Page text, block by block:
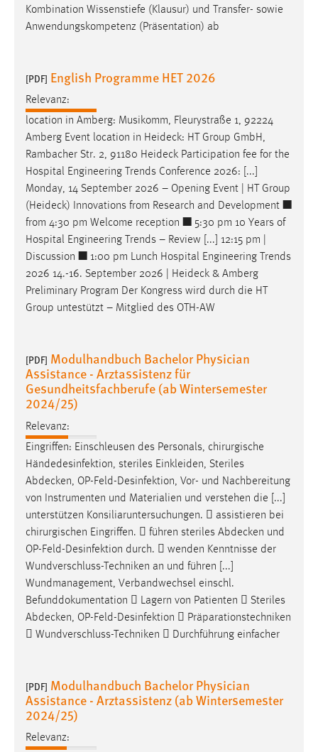
Kombination Wissenstiefe (Klausur) und Transfer- sowie
Anwendungskompetenz (Präsentation) ab
[PDF] English Programme HET 2026
Relevanz:
location in Amberg: Musikomm, Fleurystraße 1, 92224
Amberg Event location in Heideck: HT Group GmbH,
Rambacher Str. 2, 91180 Heideck Participation fee for the
Hospital Engineering Trends Conference 2026: [...]
Monday, 14 September 2026 – Opening Event | HT Group
(Heideck) Innovations from Research and Development ■
from 4:30 pm Welcome reception ■ 5:30 pm 10 Years of
Hospital Engineering Trends – Review [...] 12:15 pm |
Discussion ■ 1:00 pm Lunch Hospital Engineering Trends
2026 14.-16. September 2026 | Heideck & Amberg
Preliminary Program Der Kongress wird durch die HT
Group untestützt – Mitglied des OTH-AW
[PDF] Modulhandbuch Bachelor Physician
Assistance - Arztassistenz für
Gesundheitsfachberufe (ab Wintersemester
2024/25)
Relevanz:
Eingriffen: Einschleusen des Personals, chirurgische
Händedesinfektion, steriles Einkleiden, Steriles
Abdecken, OP-Feld-Desinfektion, Vor- und Nachbereitung
von Instrumenten und Materialien und verstehen die [...]
unterstützen Konsiliaruntersuchungen.  assistieren bei
chirurgischen Eingriffen.  führen steriles Abdecken und
OP-Feld-Desinfektion durch.  wenden Kenntnisse der
Wundverschluss-Techniken an und führen [...]
Wundmanagement, Verbandwechsel einschl.
Befunddokumentation  Lagern von Patienten  Steriles
Abdecken, OP-Feld-Desinfektion  Präparationstechniken
 Wundverschluss-Techniken  Durchführung einfacher
[PDF] Modulhandbuch Bachelor Physician
Assistance - Arztassistenz (ab Wintersemester
2024/25)
Relevanz:
Conversion-Tracking
Facebook Pixel
Name:
_fbp
Anbieter:
Facebook
Zweck:
Conversion-Tracking
Cookie Laufzeit:
3 Monate
Plattformen anzeigen zu können, werden von diesen
externen Medien Cookies gesetzt.
YouTube
Vimeo